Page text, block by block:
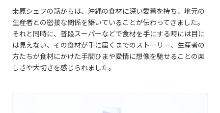
桒原シェフの話からは、沖縄の食材に深い愛着を持ち、地元の
生産者との密接な関係を築いていることが伝わってきました。
それと同時に、普段スーパーなどで食材を手にする時には目に
は見えない、その食材が手に届くまでのストーリー、生産者の
方たちが食材にかけた手間ひまや愛情に想像を馳せることの楽
しさや大切さを感じられました。